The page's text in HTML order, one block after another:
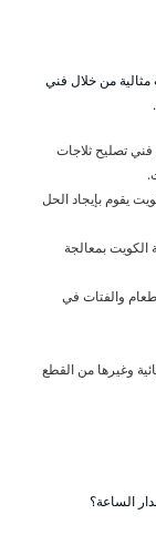
من خلال فني
تصليح ثلاجات
يقوم بإيجاد الحل
الكويت بمعالجة
والفتات في
وغيرها من القطع
الساعة؟